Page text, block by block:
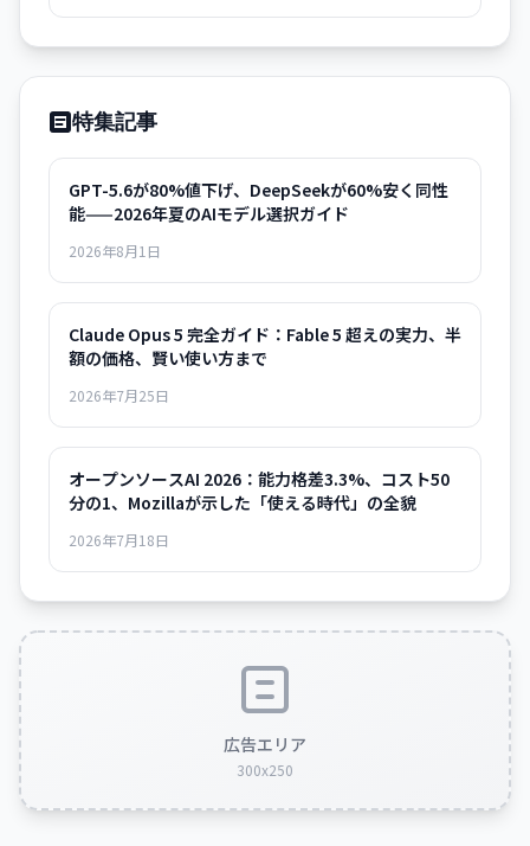
特集記事
GPT-5.6が80%値下げ、DeepSeekが60%安く同性
能——2026年夏のAIモデル選択ガイド
2026年8月1日
Claude Opus 5 完全ガイド：Fable 5 超えの実力、半
額の価格、賢い使い方まで
2026年7月25日
オープンソースAI 2026：能力格差3.3%、コスト50
分の1、Mozillaが示した「使える時代」の全貌
2026年7月18日
広告エリア
300x250